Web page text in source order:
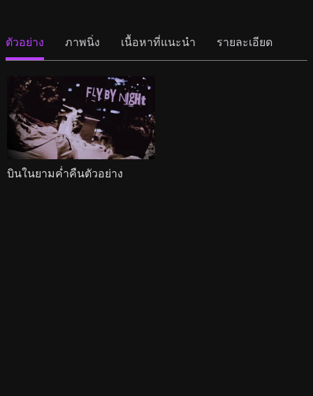
ตัวอย่าง ภาพนิ่ง เนื้อหาที่แนะนำ รายละเอียด
บินในยามค่ำคืนตัวอย่าง